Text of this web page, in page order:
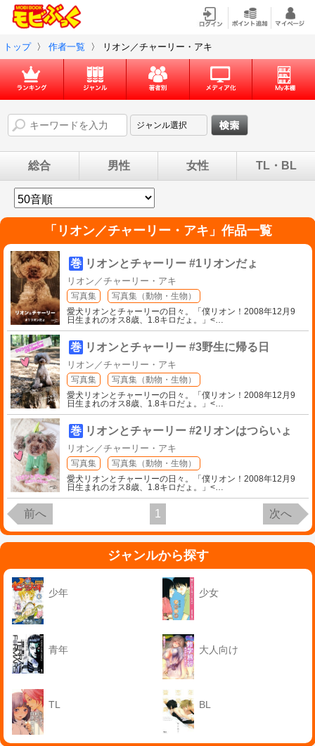
トップ 〉 作者一覧 〉 リオン／チャーリー・アキ
総合 男性 女性 TL・BL
「 リオン／チャーリー・アキ 」作品一覧
巻 リオンとチャーリー #1リオンだょ
リオン／チャーリー・アキ
写真集
写真集（動物・生物）
愛犬リオンとチャーリーの日々。「僕リオン！2008年12月9
日生まれのオス8歳、1.8キロだょ。」<…
巻 リオンとチャーリー #3野生に帰る日
リオン／チャーリー・アキ
写真集
写真集（動物・生物）
愛犬リオンとチャーリーの日々。「僕リオン！2008年12月9
日生まれのオス8歳、1.8キロだょ。」<…
巻 リオンとチャーリー #2リオンはつらいょ
リオン／チャーリー・アキ
写真集
写真集（動物・生物）
愛犬リオンとチャーリーの日々。「僕リオン！2008年12月9
日生まれのオス8歳、1.8キロだょ。」<…
前へ 1 次へ
ジャンルから探す
少年 少女
青年 大人向け
TL BL